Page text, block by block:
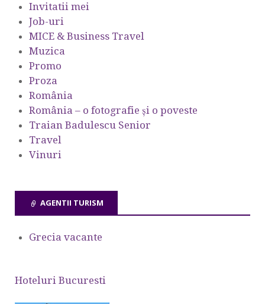
Invitatii mei
Job-uri
MICE & Business Travel
Muzica
Promo
Proza
România
România – o fotografie şi o poveste
Traian Badulescu Senior
Travel
Vinuri
AGENTII TURISM
Grecia vacante
Hoteluri Bucuresti